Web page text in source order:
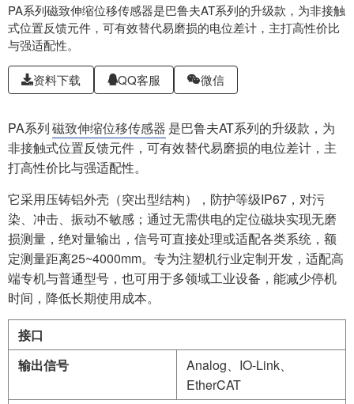
PA系列磁致伸缩位移传感器是巴鲁夫AT系列的升级款，为非接触
式位置反馈元件，可有效替代易磨损的电位差计，主打高性价比
与强适配性。
资料下载 QQ客服 微信
PA系列磁致伸缩位移传感器 是巴鲁夫AT系列的升级款，为
非接触式位置反馈元件，可有效替代易磨损的电位差计，主
打高性价比与强适配性。
它采用压铸铝外壳（突出型结构），防护等级IP67，对污
染、冲击、振动不敏感；通过无需供电的定位磁块实现无磨
损测量，绝对量输出，信号可直接处理或适配各类系统，额
定测量距离25~4000mm。专为注塑机行业定制开发，适配高
端专机与普通型号，也可用于多领域工业设备，能减少停机
时间，降低长期使用成本。
接口
输出信号
Analog、IO-Link、
EtherCAT